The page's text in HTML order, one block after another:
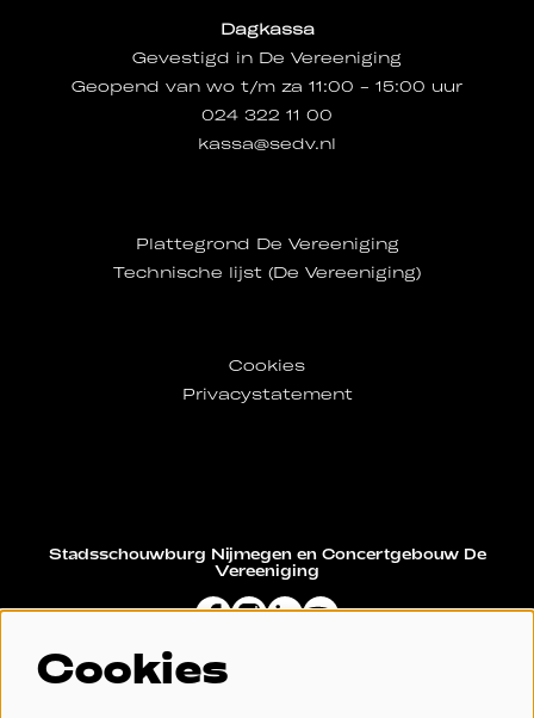
Dagkassa
Gevestigd in De Vereeniging
Geopend van wo t/m za 11:00 - 15:00 uur
024 322 11 00
kassa@sedv.nl
Plattegrond De Vereeniging
Technische lijst (De Vereeniging)
Cookies
Privacystatement
Stadsschouwburg Nijmegen en Concertgebouw De
Vereeniging
Cookies